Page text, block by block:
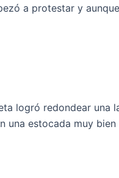
a protestar y
logró redondear una
una estocada muy